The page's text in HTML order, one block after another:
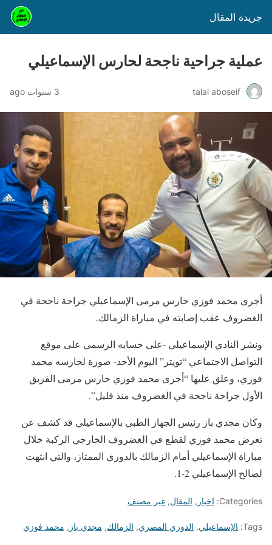
جريدة المقال
عملية جراحية ناجحة لحارس الإسماعيلي
talal aboseif 3 سنوات ago
أجرى محمد فوزي حارس مرمى الإسماعيلي جراحة ناجحة في
الغضروف عقب إصابته في مباراة الزمالك.
ونشر النادي الإسماعيلي -على حسابه الرسمي على موقع
التواصل الاجتماعي “تويتر” اليوم الأحد- صورة لحارسه محمد
فوزي، وعلق عليها “أجرى محمد فوزي حارس مرمى الفريق
الأول جراحة ناجحة في الغضروف منذ قليل”.
وكان مجدي باز رئيس الجهاز الطبي بالإسماعيلي قد كشف عن
تعرض محمد فوزي لقطع في الغضروف الخارجي الركبة خلال
مباراة الإسماعيلي أمام الزمالك بالدوري الممتاز، والتي انتهت
لصالح الإسماعيلي 2-1.
Categories: اخبار , المقال, غير مصنف
Tags: الإسماعيلي, الدوري المصري, الزمالك, مجدي باز , محمد فوزي